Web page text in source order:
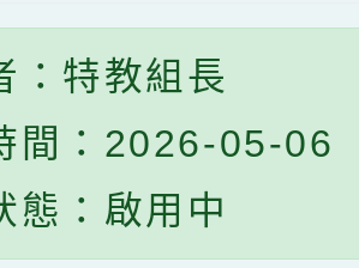
：特教組長
間：2026-05-06
態：啟用中